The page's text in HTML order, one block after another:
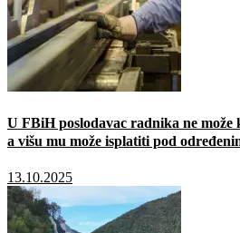
U FBiH poslodavac radnika ne može
a višu mu može isplatiti pod
13.10.2025